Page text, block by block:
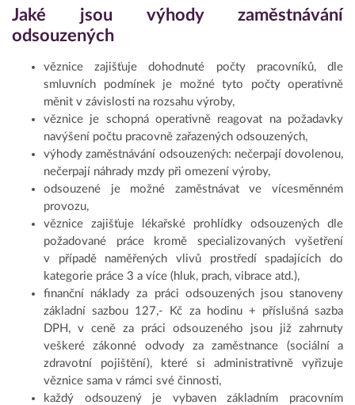
Jaké jsou výhody zaměstnávání
odsouzených
věznice zajišťuje dohodnuté počty pracovníků, dle
smluvních podmínek je možné tyto počty operativně
měnit v závislosti na rozsahu výroby,
věznice je schopná operativně reagovat na požadavky
navýšení počtu pracovně zařazených odsouzených,
výhody zaměstnávání odsouzených: nečerpají dovolenou,
nečerpají náhrady mzdy při omezení výroby,
odsouzené je možné zaměstnávat ve vícesměnném
provozu,
věznice zajišťuje lékařské prohlídky odsouzených dle
požadované práce kromě specializovaných vyšetření
v případě naměřených vlivů prostředí spadajících do
kategorie práce 3 a více (hluk, prach, vibrace atd.),
finanční náklady za práci odsouzených jsou stanoveny
základní sazbou 127,- Kč za hodinu + příslušná sazba
DPH, v ceně za práci odsouzeného jsou již zahrnuty
veškeré zákonné odvody za zaměstnance (sociální a
zdravotní pojištění), které si administrativně vyřizuje
věznice sama v rámci své činnosti,
každý odsouzený je vybaven základním pracovním